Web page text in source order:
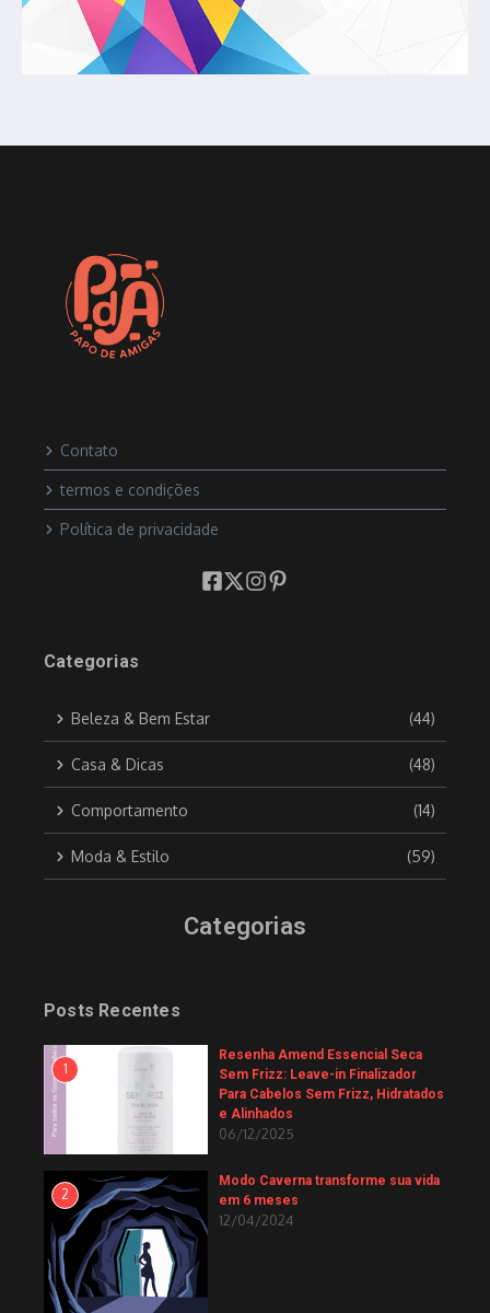
Contato
termos e condições
Política de privacidade
Categorias
Beleza & Bem Estar (44)
Casa & Dicas (48)
Comportamento (14)
Moda & Estilo (59)
Categorias
Posts Recentes
1
Resenha Amend Essencial Seca
Sem Frizz: Leave-in Finalizador
Para Cabelos Sem Frizz, Hidratados
e Alinhados
06/12/2025
2
Modo Caverna transforme sua vida
em 6 meses
12/04/2024